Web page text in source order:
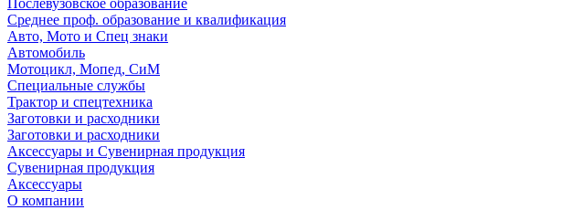
Послевузовское образование
Среднее проф. образование и квалификация
Авто, Мото и Спец знаки
Автомобиль
Мотоцикл, Мопед, СиМ
Специальные службы
Трактор и спецтехника
Заготовки и расходники
Заготовки и расходники
Аксессуары и Сувенирная продукция
Сувенирная продукция
Аксессуары
О компании